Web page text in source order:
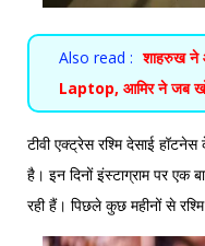
Also read : शाहरुख ने
Laptop, आमिर ने जब
टीवी एक्ट्रेस रश्मि देसाई
है। इन दिनों इंस्टाग्राम पर एक
रही हैं। पिछले कुछ महीनों से